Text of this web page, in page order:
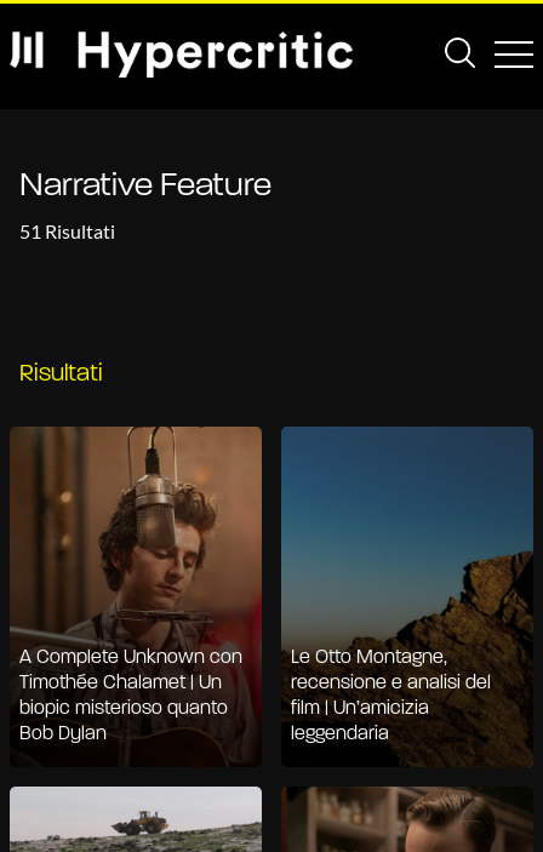
Narrative Feature
51 Risultati
Risultati
A Complete Unknown con
Timothée Chalamet | Un
biopic misterioso quanto
Bob Dylan
Le Otto Montagne,
recensione e analisi del
film | Un’amicizia
leggendaria